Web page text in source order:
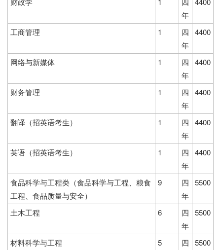
年
工商管理 1
四
年
4400
网络与新媒体 1
四
年
4400
财务管理 1
四
年
4400
翻译（招英语考生） 1
四
年
4400
英语（招英语考生） 1
四
年
4400
食品科学与工程类（食品科学与工程、粮食
工程、食品质量与安全）
9
四
年
5500
土木工程 6
四
年
5500
材料科学与工程 5
四
5500